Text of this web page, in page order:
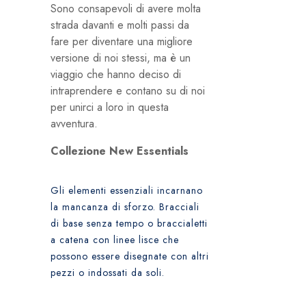
Sono consapevoli di avere molta
strada davanti e molti passi da
fare per diventare una migliore
versione di noi stessi, ma è un
viaggio che hanno deciso di
intraprendere e contano su di noi
per unirci a loro in questa
avventura.
Collezione New Essentials
Gli elementi essenziali incarnano
la mancanza di sforzo. Bracciali
di base senza tempo o braccialetti
a catena con linee lisce che
possono essere disegnate con altri
pezzi o indossati da soli.